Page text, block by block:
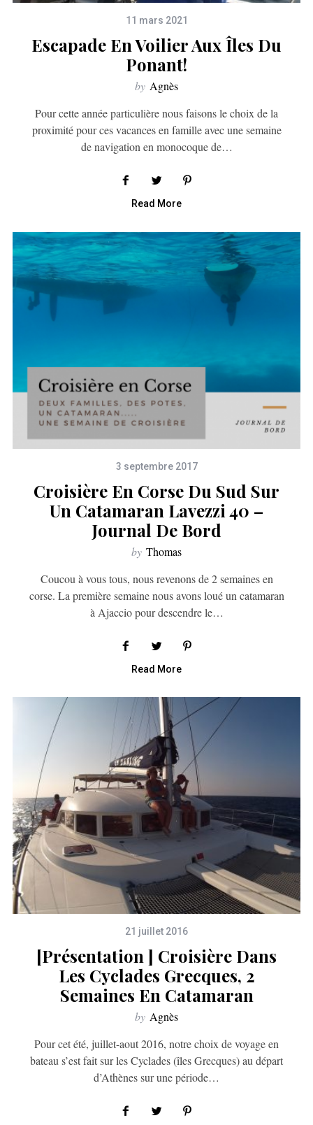
11 mars 2021
Escapade En Voilier Aux Îles Du
Ponant!
by Agnès
Pour cette année particulière nous faisons le choix de la
proximité pour ces vacances en famille avec une semaine
de navigation en monocoque de…
Read More
3 septembre 2017
Croisière En Corse Du Sud Sur
Un Catamaran Lavezzi 40 –
Journal De Bord
by Thomas
Coucou à vous tous, nous revenons de 2 semaines en
corse. La première semaine nous avons loué un catamaran
à Ajaccio pour descendre le…
Read More
21 juillet 2016
[Présentation ] Croisière Dans
Les Cyclades Grecques, 2
Semaines En Catamaran
by Agnès
Pour cet été, juillet-aout 2016, notre choix de voyage en
bateau s’est fait sur les Cyclades (îles Grecques) au départ
d’Athènes sur une période…